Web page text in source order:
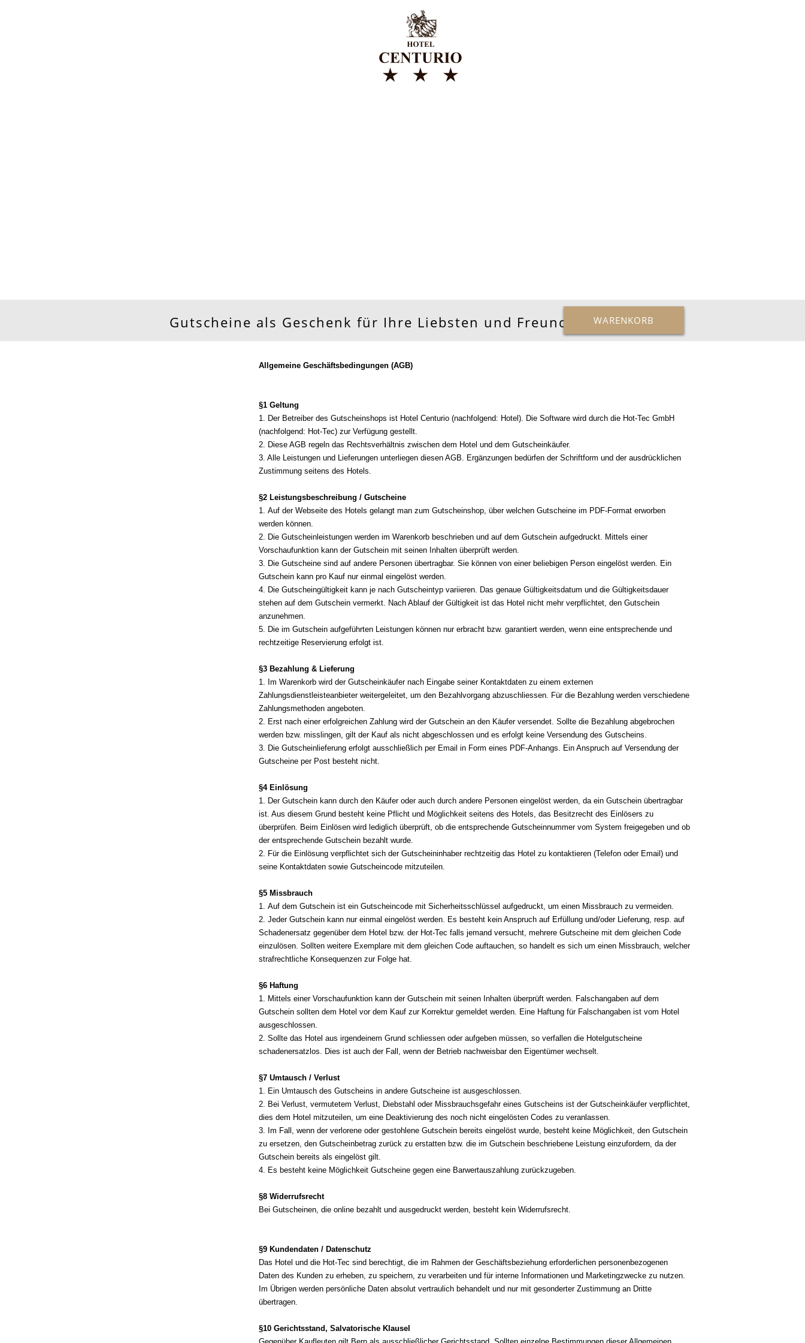
Gutscheine als Geschenk für Ihre Liebsten und Freunde WARENKORB
Allgemeine Geschäftsbedingungen (AGB)
§1 Geltung
1. Der Betreiber des Gutscheinshops ist Hotel Centurio (nachfolgend: Hotel). Die Software wird durch die Hot-Tec GmbH
(nachfolgend: Hot-Tec) zur Verfügung gestellt.
2. Diese AGB regeln das Rechtsverhältnis zwischen dem Hotel und dem Gutscheinkäufer.
3. Alle Leistungen und Lieferungen unterliegen diesen AGB. Ergänzungen bedürfen der Schriftform und der ausdrücklichen
Zustimmung seitens des Hotels.
§2 Leistungsbeschreibung / Gutscheine
1. Auf der Webseite des Hotels gelangt man zum Gutscheinshop, über welchen Gutscheine im PDF-Format erworben
werden können.
2. Die Gutscheinleistungen werden im Warenkorb beschrieben und auf dem Gutschein aufgedruckt. Mittels einer
Vorschaufunktion kann der Gutschein mit seinen Inhalten überprüft werden.
3. Die Gutscheine sind auf andere Personen übertragbar. Sie können von einer beliebigen Person eingelöst werden. Ein
Gutschein kann pro Kauf nur einmal eingelöst werden.
4. Die Gutscheingültigkeit kann je nach Gutscheintyp variieren. Das genaue Gültigkeitsdatum und die Gültigkeitsdauer
stehen auf dem Gutschein vermerkt. Nach Ablauf der Gültigkeit ist das Hotel nicht mehr verpflichtet, den Gutschein
anzunehmen.
5. Die im Gutschein aufgeführten Leistungen können nur erbracht bzw. garantiert werden, wenn eine entsprechende und
rechtzeitige Reservierung erfolgt ist.
§3 Bezahlung & Lieferung
1. Im Warenkorb wird der Gutscheinkäufer nach Eingabe seiner Kontaktdaten zu einem externen
Zahlungsdienstleisteanbieter weitergeleitet, um den Bezahlvorgang abzuschliessen. Für die Bezahlung werden verschiedene
Zahlungsmethoden angeboten.
2. Erst nach einer erfolgreichen Zahlung wird der Gutschein an den Käufer versendet. Sollte die Bezahlung abgebrochen
werden bzw. misslingen, gilt der Kauf als nicht abgeschlossen und es erfolgt keine Versendung des Gutscheins.
3. Die Gutscheinlieferung erfolgt ausschließlich per Email in Form eines PDF-Anhangs. Ein Anspruch auf Versendung der
Gutscheine per Post besteht nicht.
§4 Einlösung
1. Der Gutschein kann durch den Käufer oder auch durch andere Personen eingelöst werden, da ein Gutschein übertragbar
ist. Aus diesem Grund besteht keine Pflicht und Möglichkeit seitens des Hotels, das Besitzrecht des Einlösers zu
überprüfen. Beim Einlösen wird lediglich überprüft, ob die entsprechende Gutscheinnummer vom System freigegeben und ob
der entsprechende Gutschein bezahlt wurde.
2. Für die Einlösung verpflichtet sich der Gutscheininhaber rechtzeitig das Hotel zu kontaktieren (Telefon oder Email) und
seine Kontaktdaten sowie Gutscheincode mitzuteilen.
§5 Missbrauch
1. Auf dem Gutschein ist ein Gutscheincode mit Sicherheitsschlüssel aufgedruckt, um einen Missbrauch zu vermeiden.
2. Jeder Gutschein kann nur einmal eingelöst werden. Es besteht kein Anspruch auf Erfüllung und/oder Lieferung, resp. auf
Schadenersatz gegenüber dem Hotel bzw. der Hot-Tec falls jemand versucht, mehrere Gutscheine mit dem gleichen Code
einzulösen. Sollten weitere Exemplare mit dem gleichen Code auftauchen, so handelt es sich um einen Missbrauch, welcher
strafrechtliche Konsequenzen zur Folge hat.
§6 Haftung
1. Mittels einer Vorschaufunktion kann der Gutschein mit seinen Inhalten überprüft werden. Falschangaben auf dem
Gutschein sollten dem Hotel vor dem Kauf zur Korrektur gemeldet werden. Eine Haftung für Falschangaben ist vom Hotel
ausgeschlossen.
2. Sollte das Hotel aus irgendeinem Grund schliessen oder aufgeben müssen, so verfallen die Hotelgutscheine
schadenersatzlos. Dies ist auch der Fall, wenn der Betrieb nachweisbar den Eigentümer wechselt.
§7 Umtausch / Verlust
1. Ein Umtausch des Gutscheins in andere Gutscheine ist ausgeschlossen.
2. Bei Verlust, vermutetem Verlust, Diebstahl oder Missbrauchsgefahr eines Gutscheins ist der Gutscheinkäufer verpflichtet,
dies dem Hotel mitzuteilen, um eine Deaktivierung des noch nicht eingelösten Codes zu veranlassen.
3. Im Fall, wenn der verlorene oder gestohlene Gutschein bereits eingelöst wurde, besteht keine Möglichkeit, den Gutschein
zu ersetzen, den Gutscheinbetrag zurück zu erstatten bzw. die im Gutschein beschriebene Leistung einzufordern, da der
Gutschein bereits als eingelöst gilt.
4. Es besteht keine Möglichkeit Gutscheine gegen eine Barwertauszahlung zurückzugeben.
§8 Widerrufsrecht
Bei Gutscheinen, die online bezahlt und ausgedruckt werden, besteht kein Widerrufsrecht.
§9 Kundendaten / Datenschutz
Das Hotel und die Hot-Tec sind berechtigt, die im Rahmen der Geschäftsbeziehung erforderlichen personenbezogenen
Daten des Kunden zu erheben, zu speichern, zu verarbeiten und für interne Informationen und Marketingzwecke zu nutzen.
Im Übrigen werden persönliche Daten absolut vertraulich behandelt und nur mit gesonderter Zustimmung an Dritte
übertragen.
§10 Gerichtsstand, Salvatorische Klausel